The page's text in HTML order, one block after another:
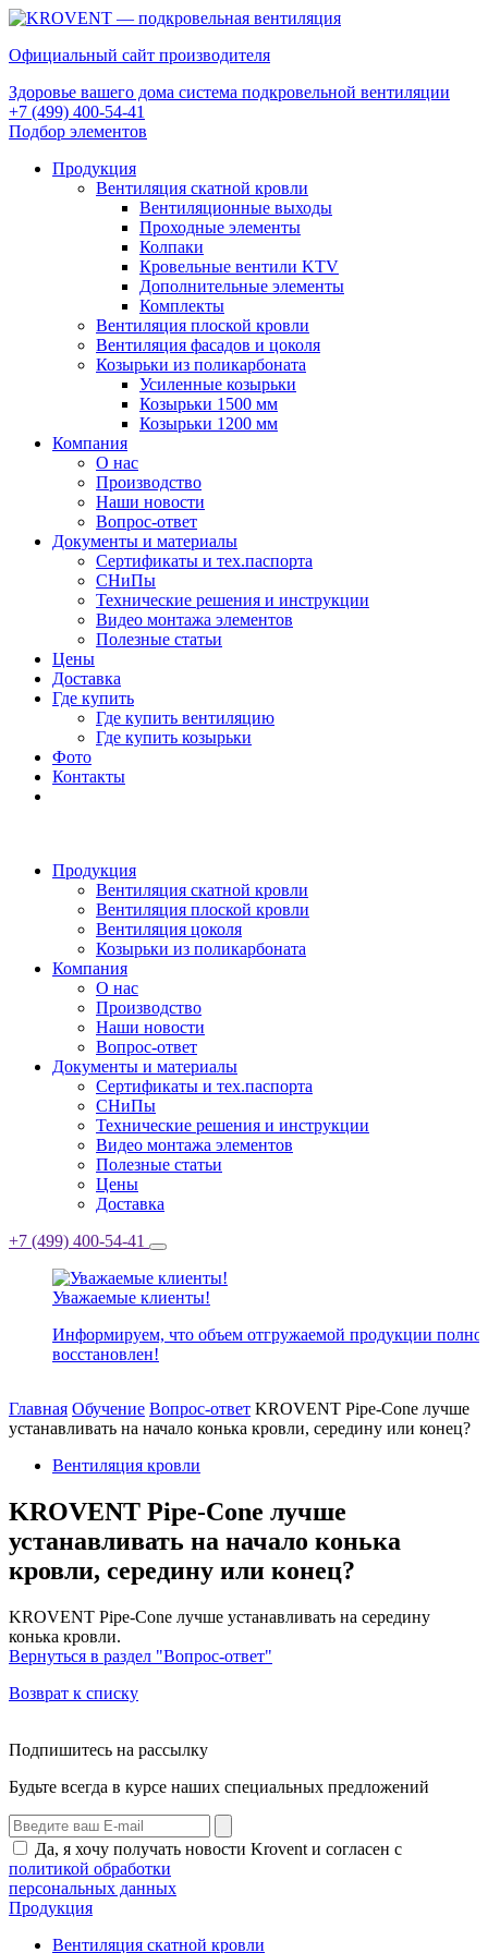
Официальный сайт производителя
Здоровье вашего дома система подкровельной вентиляции
+7 (499) 400-54-41
Подбор элементов
Продукция
Вентиляция скатной кровли
Вентиляционные выходы
Проходные элементы
Колпаки
Кровельные вентили KTV
Дополнительные элементы
Комплекты
Вентиляция плоской кровли
Вентиляция фасадов и цоколя
Козырьки из поликарбоната
Усиленные козырьки
Козырьки 1500 мм
Козырьки 1200 мм
Компания
О нас
Производство
Наши новости
Вопрос-ответ
Документы и материалы
Сертификаты и тех.паспорта
СНиПы
Технические решения и инструкции
Видео монтажа элементов
Полезные статьи
Цены
Доставка
Где купить
Где купить вентиляцию
Где купить козырьки
Фото
Контакты
Продукция
Вентиляция скатной кровли
Вентиляция плоской кровли
Вентиляция цоколя
Козырьки из поликарбоната
Компания
О нас
Производство
Наши новости
Вопрос-ответ
Документы и материалы
Сертификаты и тех.паспорта
СНиПы
Технические решения и инструкции
Видео монтажа элементов
Полезные статьи
Цены
Доставка
+7 (499) 400-54-41
Уважаемые клиенты!
Информируем, что объем отгружаемой продукции
восстановлен!
Главная Обучение Вопрос-ответ KROVENT Pipe-Cone лучше
устанавливать на начало конька кровли, середину или конец?
Вентиляция кровли
KROVENT Pipe-Cone лучше
устанавливать на начало конька
кровли, середину или конец?
KROVENT Pipe-Cone лучше устанавливать на середину
конька кровли.
Вернуться в раздел "Вопрос-ответ"
Возврат к списку
Подпишитесь на рассылку
Будьте всегда в курсе наших специальных предложений
Да, я хочу получать новости Krovent и согласен с
политикой обработки
персональных данных
Продукция
Вентиляция скатной кровли